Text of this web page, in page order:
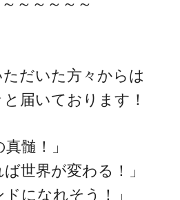
～～～～～
だいた方々からは
届いております！
髄！」
世界が変わる！」
ドになれそう！」